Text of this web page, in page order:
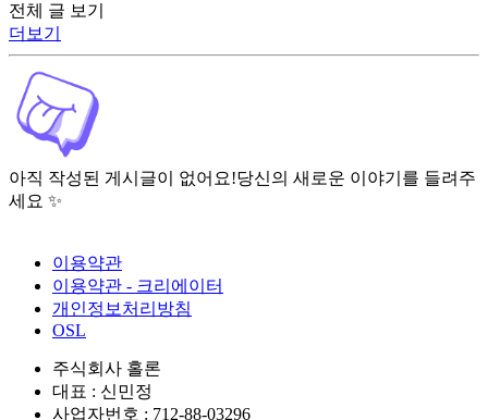
전체 글 보기
더보기
아직 작성된 게시글이 없어요!당신의 새로운 이야기를 들려주
세요 ✨
이용약관
이용약관 - 크리에이터
개인정보처리방침
OSL
주식회사 홀론
대표 : 신민정
사업자번호 : 712-88-03296